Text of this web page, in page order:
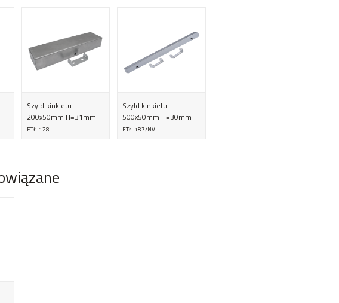
Szyld kinkietu
200x50mm H=31mm
ETŁ-128
Szyld kinkietu
500x50mm H=30mm
ETŁ-187/NV